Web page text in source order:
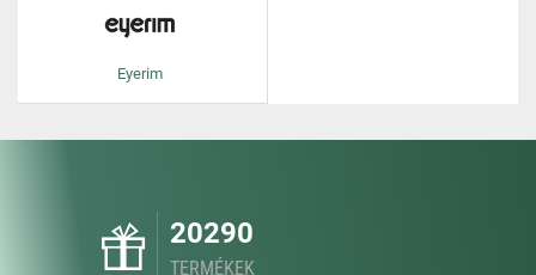
Eyerim
20290
TERMÉKEK